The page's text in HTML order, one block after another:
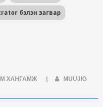
бэлэн загвар
ХАНГАМЖ MUUJIG